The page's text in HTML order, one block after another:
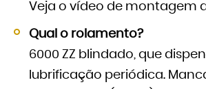
Veja o vídeo de montagem
Qual o rolamento?
6000 ZZ blindado, que
lubrificação periódica.